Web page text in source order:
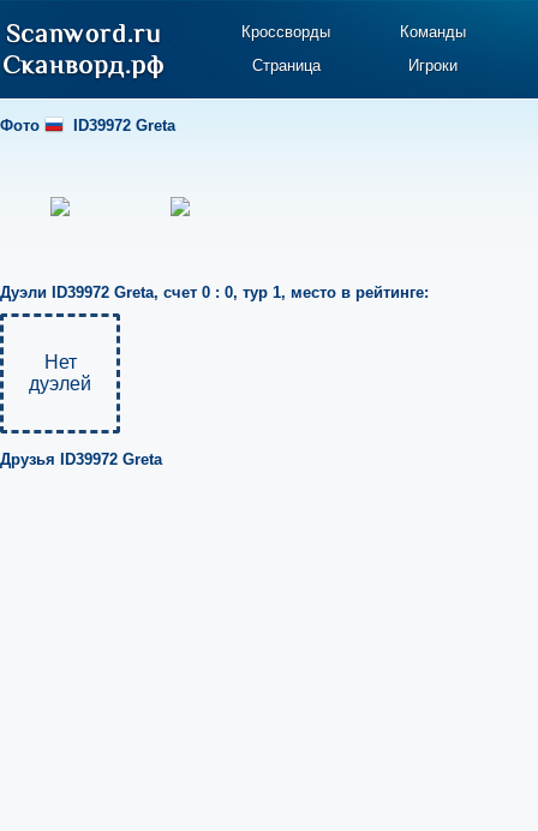
Кроссворды
Команды
Страница
Игроки
Фото ID39972 Greta
Дуэли ID39972 Greta, счет 0 : 0, тур 1, место в рейтинге:
Нет
дуэлей
Друзья ID39972 Greta